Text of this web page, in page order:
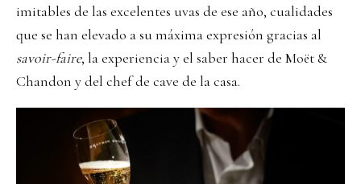
imitables de las excelentes uvas de ese año, cualidades
que se han elevado a su máxima expresión gracias al
savoir-faire, la experiencia y el saber hacer de Moët &
Chandon y del chef de cave de la casa.